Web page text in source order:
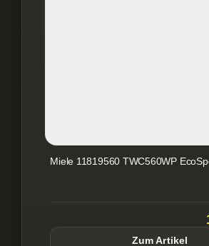
Miele 11819560 TWC560WP
Zum Artikel